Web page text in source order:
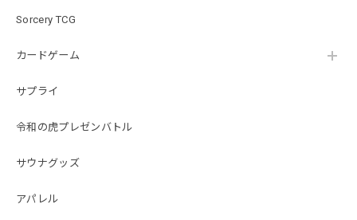
Sorcery TCG
カードゲーム
サプライ
令和の虎プレゼンバトル
サウナグッズ
アパレル